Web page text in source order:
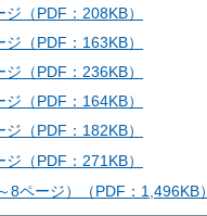
ジ（PDF：208KB）
ジ（PDF：163KB）
ジ（PDF：236KB）
ジ（PDF：164KB）
ジ（PDF：182KB）
ジ（PDF：271KB）
8ページ）（PDF：1,496KB）